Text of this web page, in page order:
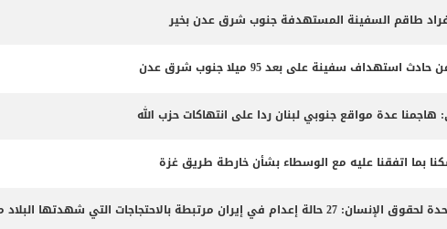
طاقم السفينة المستهدفة جنوب شرق عدن بخير
استهداف سفينة على بعد 95 ميلا جنوب شرق عدن
هاجمنا عدة مواقع جنوبي لبنان ردا على انتهاكات حزب الله
بما اتفقنا عليه مع الوسطاء بشأن خارطة طريق غزة
مرتبطة بالاحتجاجات التي شهدتها البلاد مطلع العام